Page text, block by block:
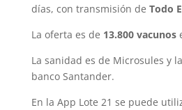
días, con transmisión de Todo
La oferta es de 13.800 vacunos
La sanidad es de Microsules y
banco Santander.
En la App Lote 21 se puede